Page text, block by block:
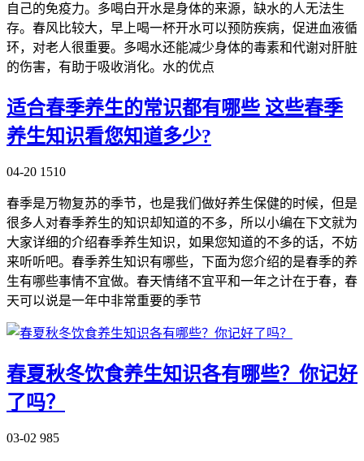
自己的免疫力。多喝白开水是身体的来源，缺水的人无法生
存。春风比较大，早上喝一杯开水可以预防疾病，促进血液循
环，对老人很重要。多喝水还能减少身体的毒素和代谢对肝脏
的伤害，有助于吸收消化。水的优点
适合春季养生的常识都有哪些 这些春季
养生知识看您知道多少?
04-20 1510
春季是万物复苏的季节，也是我们做好养生保健的时候，但是
很多人对春季养生的知识却知道的不多，所以小编在下文就为
大家详细的介绍春季养生知识，如果您知道的不多的话，不妨
来听听吧。春季养生知识有哪些，下面为您介绍的是春季的养
生有哪些事情不宜做。春天情绪不宜平和一年之计在于春，春
天可以说是一年中非常重要的季节
春夏秋冬饮食养生知识各有哪些？你记好
了吗？
03-02 985